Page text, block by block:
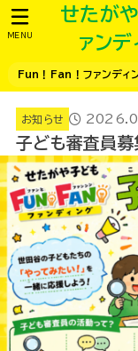
せたが
ァンデ
Fun！Fan！ファンディ
MENU
お知らせ
子ども審査員募